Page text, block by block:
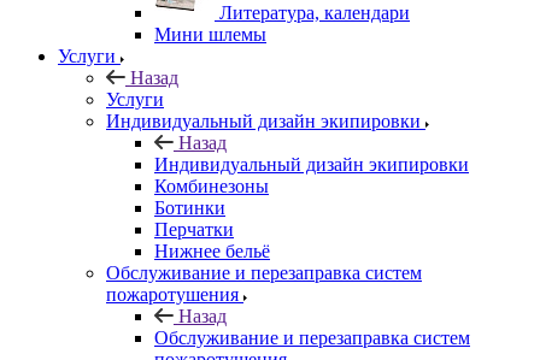
Литература, календари
Мини шлемы
Услуги
Назад
Услуги
Индивидуальный дизайн экипировки
Назад
Индивидуальный дизайн экипировки
Комбинезоны
Ботинки
Перчатки
Нижнее бельё
Обслуживание и перезаправка систем
пожаротушения
Назад
Обслуживание и перезаправка систем